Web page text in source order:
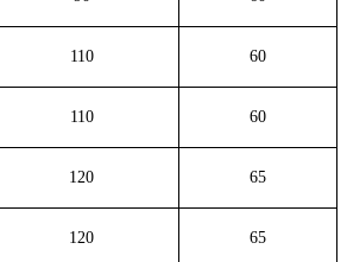
110 60
110 60
120 65
120 65